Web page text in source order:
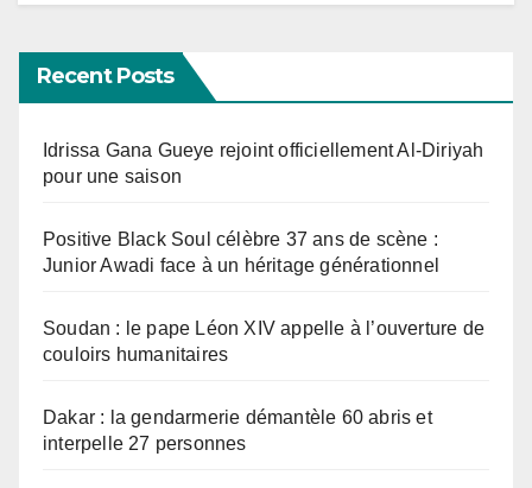
Recent Posts
Idrissa Gana Gueye rejoint officiellement Al-Diriyah
pour une saison
Positive Black Soul célèbre 37 ans de scène :
Junior Awadi face à un héritage générationnel
Soudan : le pape Léon XIV appelle à l’ouverture de
couloirs humanitaires
Dakar : la gendarmerie démantèle 60 abris et
interpelle 27 personnes